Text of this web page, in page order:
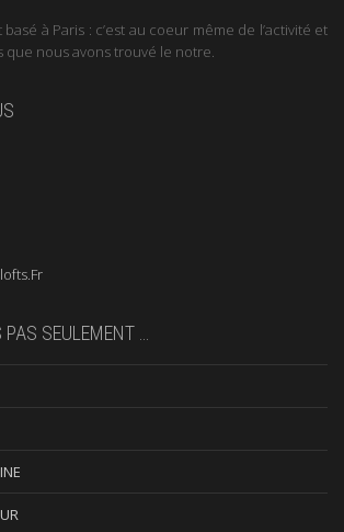
à Paris : c’est au coeur même de l’activité et
que nous avons trouvé le notre.
SEULEMENT …